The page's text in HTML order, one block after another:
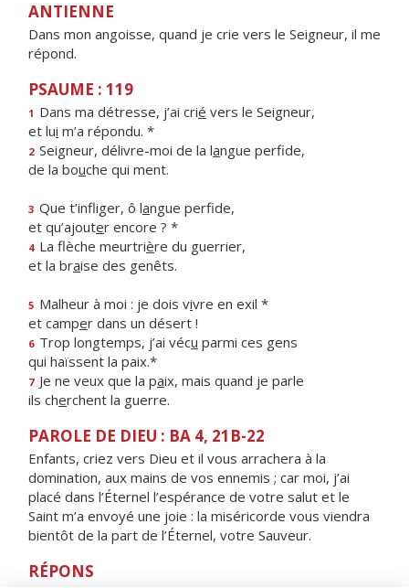
ANTIENNE
Dans mon angoisse, quand je crie vers le Seigneur, il me
répond.
PSAUME : 119
1 Dans ma détresse, j’ai crié vers le Seigneur,
et lui m’a répondu. *
2 Seigneur, délivre-moi de la langue perfide,
de la bouche qui ment.
3 Que t’infliger, ô langue perfide,
et qu’ajouter encore ? *
4 La flèche meurtrière du guerrier,
et la braise des genêts.
5 Malheur à moi : je dois vivre en exil *
et camper dans un désert !
6 Trop longtemps, j’ai vécu parmi ces gens
qui haïssent la paix.*
7 Je ne veux que la paix, mais quand je parle
ils cherchent la guerre.
PAROLE DE DIEU : BA 4, 21B-22
Enfants, criez vers Dieu et il vous arrachera à la
domination, aux mains de vos ennemis ; car moi, j’ai
placé dans l’Éternel l’espérance de votre salut et le
Saint m’a envoyé une joie : la miséricorde vous viendra
bientôt de la part de l’Éternel, votre Sauveur.
RÉPONS